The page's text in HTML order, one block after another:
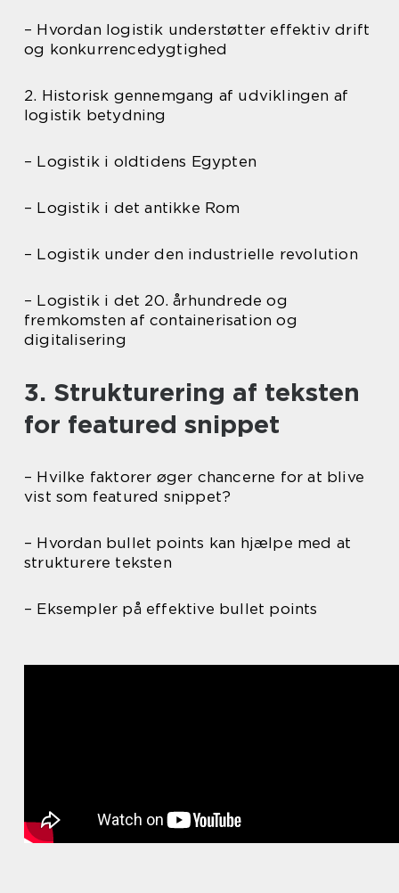
– Hvordan logistik understøtter effektiv drift
og konkurrencedygtighed
2. Historisk gennemgang af udviklingen af
logistik betydning
– Logistik i oldtidens Egypten
– Logistik i det antikke Rom
– Logistik under den industrielle revolution
– Logistik i det 20. århundrede og
fremkomsten af containerisation og
digitalisering
3. Strukturering af teksten
for featured snippet
– Hvilke faktorer øger chancerne for at blive
vist som featured snippet?
– Hvordan bullet points kan hjælpe med at
strukturere teksten
– Eksempler på effektive bullet points